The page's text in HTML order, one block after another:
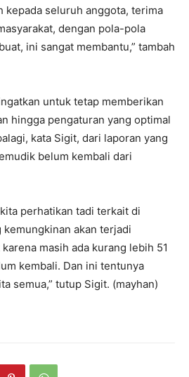
kepada seluruh anggota, terima
dengan pola-pola
ini sangat membantu,” tambah
untuk tetap memberikan
hingga pengaturan yang optimal
kata Sigit, dari laporan yang
belum kembali dari
perhatikan tadi terkait di
kemungkinan akan terjadi
masih ada kurang lebih 51
kembali. Dan ini tentunya
semua,” tutup Sigit. (mayhan)